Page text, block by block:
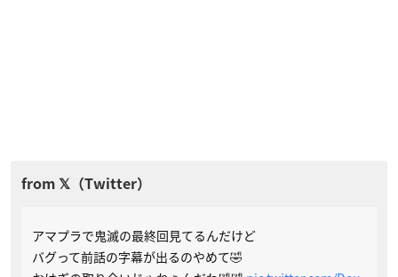
アマプラで鬼滅の最終回見てるんだけど
バグって前話の字幕が出るのやめて🤣